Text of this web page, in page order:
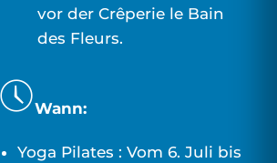
vor der Crêperie le Bain
des Fleurs.
Wann:
Yoga Pilates : Vom 6. Juli bis